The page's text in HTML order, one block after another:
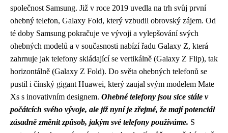
společnost Samsung. Již v roce 2019 uvedla na trh svůj první
ohebný telefon, Galaxy Fold, který vzbudil obrovský zájem. Od
té doby Samsung pokračuje ve vývoji a vylepšování svých
ohebných modelů a v současnosti nabízí řadu Galaxy Z, která
zahrnuje jak telefony skládající se vertikálně (Galaxy Z Flip), tak
horizontálně (Galaxy Z Fold). Do světa ohebných telefonů se
pustil i čínský gigant Huawei, který zaujal svým modelem Mate
Xs s inovativním designem. Ohebné telefony jsou sice stále v
počátcích svého vývoje, ale již nyní je zřejmé, že mají potenciál
zásadně změnit způsob, jakým své telefony používáme. S